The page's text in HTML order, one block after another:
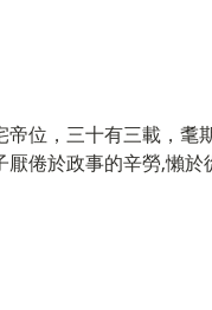
位，三十有三載，耄
倦於政事的辛勞,懶